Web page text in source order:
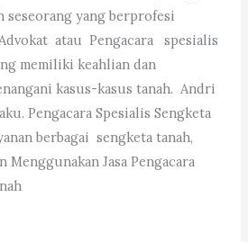
seseorang yang berprofesi
atau Pengacara spesialis
memiliki keahlian dan
kasus-kasus tanah. Andri
Pengacara Spesialis Sengketa
berbagai sengketa tanah,
Jasa Pengacara